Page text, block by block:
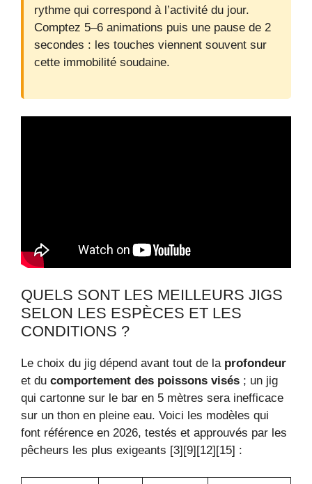
rythme qui correspond à l’activité du jour.
Comptez 5–6 animations puis une pause de 2
secondes : les touches viennent souvent sur
cette immobilité soudaine.
QUELS SONT LES MEILLEURS JIGS
SELON LES ESPÈCES ET LES
CONDITIONS ?
Le choix du jig dépend avant tout de la profondeur
et du comportement des poissons visés ; un jig
qui cartonne sur le bar en 5 mètres sera inefficace
sur un thon en pleine eau. Voici les modèles qui
font référence en 2026, testés et approuvés par les
pêcheurs les plus exigeants [3][9][12][15] :